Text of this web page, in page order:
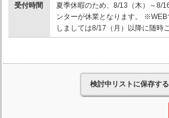
受付時間
夏季休暇のため、8/13（木）～8/
ンターが休業となります。
しましては8/17（月）以降に随時
検討中リストに保存する